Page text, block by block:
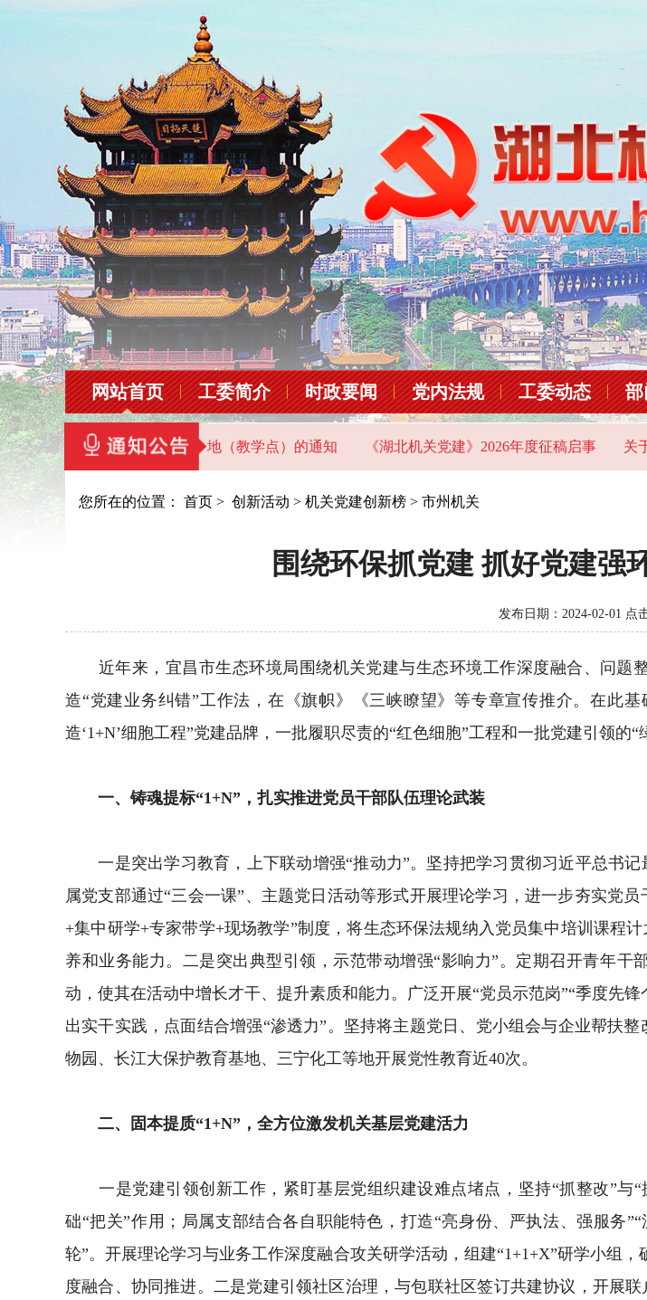
网站首页 工委简介 时政要闻 党内法规 工委动态 部
省直机关党员干部教育基地（教学点）的通知 《湖北机关党建》2026年度征稿启事 关于开
您所在的位置： 首页 > 创新活动 > 机关党建创新榜 > 市州机关
围绕环保抓党建 抓好党建强
发布日期：2024-02-01 点
近年来，宜昌市生态环境局围绕机关党建与生态环境工作深度融合、问题
造“党建业务纠错”工作法，在《旗帜》《三峡瞭望》等专章宣传推介。在此
造‘1+N’细胞工程”党建品牌，一批履职尽责的“红色细胞”工程和一批党建引领的“
一、铸魂提标“1+N”，扎实推进党员干部队伍理论武装
一是突出学习教育，上下联动增强“推动力”。坚持把学习贯彻习近平总书记
属党支部通过“三会一课”、主题党日活动等形式开展理论学习，进一步夯实党
+集中研学+专家带学+现场教学”制度，将生态环保法规纳入党员集中培训课程
养和业务能力。二是突出典型引领，示范带动增强“影响力”。定期召开青年
动，使其在活动中增长才干、提升素质和能力。广泛开展“党员示范岗”“季度先
出实干实践，点面结合增强“渗透力”。坚持将主题党日、党小组会与企业帮扶
物园、长江大保护教育基地、三宁化工等地开展党性教育近40次。
二、固本提质“1+N”，全方位激发机关基层党建活力
一是党建引领创新工作，紧盯基层党组织建设难点堵点，坚持“抓整改”与“
础“把关”作用；局属支部结合各自职能特色，打造“亮身份、严执法、强服务
轮”。开展理论学习与业务工作深度融合攻关研学活动，组建“1+1+X”研学小组
度融合、协同推进。二是党建引领社区治理，与包联社区签订共建协议，开展